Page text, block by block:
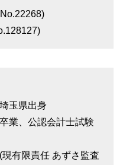
玉県出身
業、公認会計士試験
有限責任 あずさ監査